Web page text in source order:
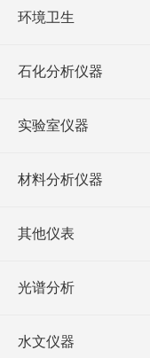
环境卫生
石化分析仪器
实验室仪器
材料分析仪器
其他仪表
光谱分析
水文仪器